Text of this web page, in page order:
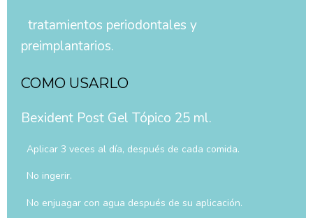
tratamientos periodontales y
preimplantarios.
COMO USARLO
Bexident Post Gel Tópico 25 ml.
Aplicar 3 veces al día, después de cada comida.
No ingerir.
No enjuagar con agua después de su aplicación.